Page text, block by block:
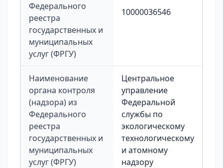
Федерального
реестра
государственных и
муниципальных
услуг (ФРГУ)
10000036546
Наименование
органа контроля
(надзора) из
Федерального
реестра
государственных и
муниципальных
услуг (ФРГУ)
Центральное
управление
Федеральной
службы по
экологическому
технологическому
и атомному
надзору